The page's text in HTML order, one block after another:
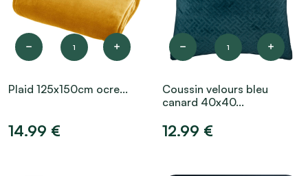
1
Plaid 125x150cm ocre...
14.99 €
1
Coussin velours bleu
canard 40x40...
12.99 €